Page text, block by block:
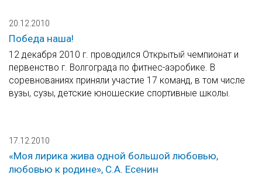
20.12.2010
Победа наша!
12 декабря 2010 г. проводился Открытый чемпионат и
первенство г. Волгограда по фитнес-аэробике. В
соревнованиях приняли участие 17 команд, в том числе
вузы, сузы, детские юношеские спортивные школы.
17.12.2010
«Моя лирика жива одной большой любовью,
любовью к родине», С.А. Есенин